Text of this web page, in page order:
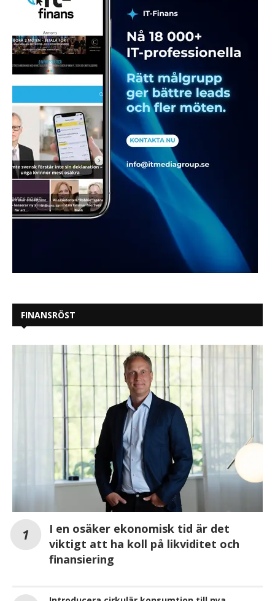
FINANSRÖST
I en osäker ekonomisk tid är det
viktigt att ha koll på likviditet och
finansiering